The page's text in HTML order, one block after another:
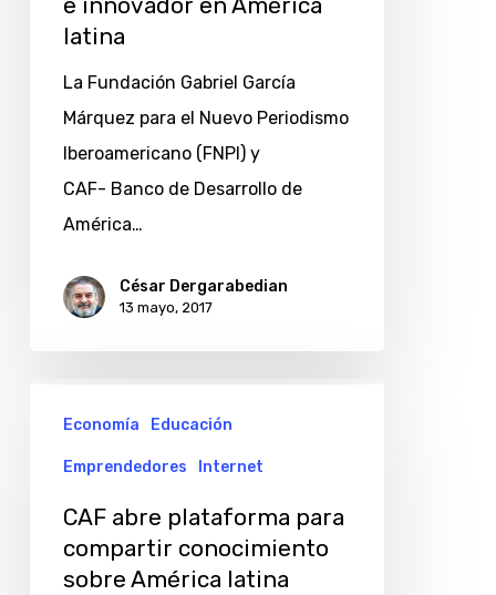
emprendedor
innovador
América
latina
e innovador en América
latina
La Fundación Gabriel García
Márquez para el Nuevo Periodismo
Iberoamericano (FNPI) y
CAF- Banco de Desarrollo de
América…
César Dergarabedian
13 mayo, 2017
abre
plataforma
conocimiento
Economía Educación
Emprendedores Internet
CAF abre plataforma para
compartir conocimiento
sobre América latina